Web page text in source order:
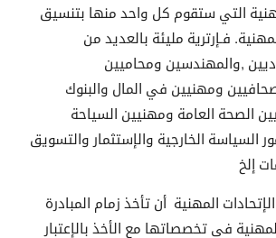
التي ستقوم كل واحد منها بتنسيق
فـإرترية مليئة بالعديد من
,والمهندسين ومحاميين
ومهنيين في المال والبنوك
الصحة العامة ومهنيين السياحة
السياسة الخارجية والإستثمار والتسويق
المهنية أن تأخذ زمام المبادرة
في تخصصاتها مع الأخذ بالإعتبار